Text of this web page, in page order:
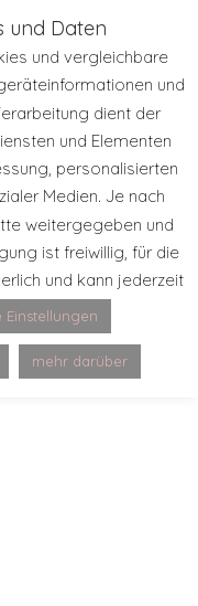
und Daten
und vergleichbare
und
dient der
und Elementen
personalisierten
Medien. Je nach
weitergegeben und
ist freiwillig, für die
und kann jederzeit
Einstellungen
mehr darüber